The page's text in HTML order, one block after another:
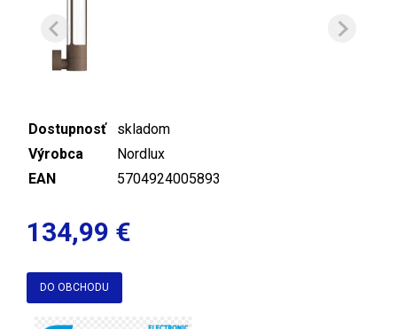
Dostupnosť
skladom
Výrobca
Nordlux
EAN
5704924005893
134,99 €
DO OBCHODU